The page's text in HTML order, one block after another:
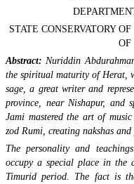
STATE CONSERVATORY
OF
Abstract: Nuriddin
the spiritual maturity of Herat,
sage, a great writer and
province, near Nishapur, and
Jami mastered the art of
zod Rumi, creating nakshas and
The personality and
occupy a special place in the
Timurid period. The fact is